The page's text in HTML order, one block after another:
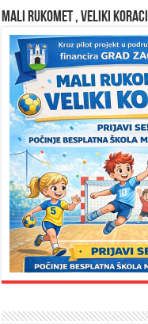
MALI RUKOMET , VELIKI KORACI